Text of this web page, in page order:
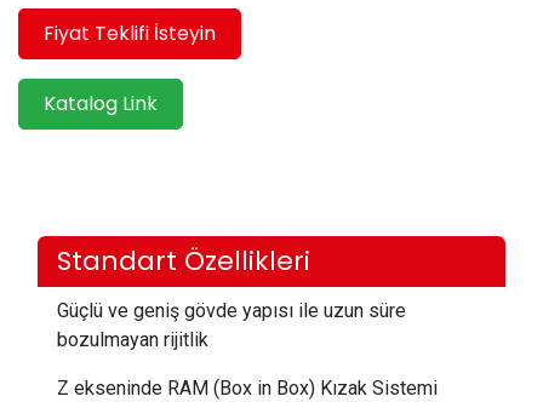
Fiyat Teklifi İsteyin
Katalog Link
Standart Özellikleri
Güçlü ve geniş gövde yapısı ile uzun süre
bozulmayan rijitlik
Z ekseninde RAM (Box in Box) Kızak Sistemi